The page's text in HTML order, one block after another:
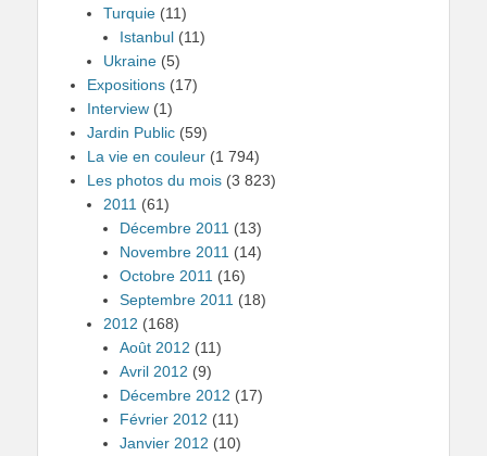
Turquie (11)
Istanbul (11)
Ukraine (5)
Expositions (17)
Interview (1)
Jardin Public (59)
La vie en couleur (1 794)
Les photos du mois (3 823)
2011 (61)
Décembre 2011 (13)
Novembre 2011 (14)
Octobre 2011 (16)
Septembre 2011 (18)
2012 (168)
Août 2012 (11)
Avril 2012 (9)
Décembre 2012 (17)
Février 2012 (11)
Janvier 2012 (10)